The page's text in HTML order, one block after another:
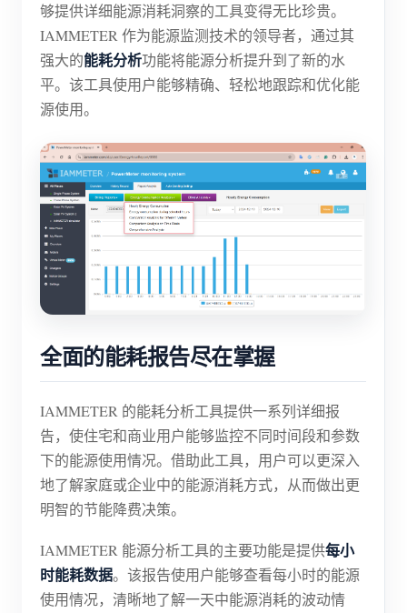
私有化部署服务
电动汽车充电桩
IAMMETER 模拟器
能源预测与仿真系统
应用
光伏系统能源监控
用电监控
光伏热水器控制系统
工厂能源监控
商店
资源
文档
常见问题
新闻
博客
贡献者计划
贡献者中心
IAMMETER 活动
论坛
应用商店
站点探索
光伏排名
解决方案
联系我们
关于我们
够提供详细能源消耗洞察的工具变得无比珍贵。
IAMMETER 作为能源监测技术的领导者，通过其
强大的能耗分析功能将能源分析提升到了新的水
平。该工具使用户能够精确、轻松地跟踪和优化能
源使用。
全面的能耗报告尽在掌握
IAMMETER 的能耗分析工具提供一系列详细报
告，使住宅和商业用户能够监控不同时间段和参数
下的能源使用情况。借助此工具，用户可以更深入
地了解家庭或企业中的能源消耗方式，从而做出更
明智的节能降费决策。
IAMMETER 能源分析工具的主要功能是提供每小
时能耗数据。该报告使用户能够查看每小时的能源
使用情况，清晰地了解一天中能源消耗的波动情